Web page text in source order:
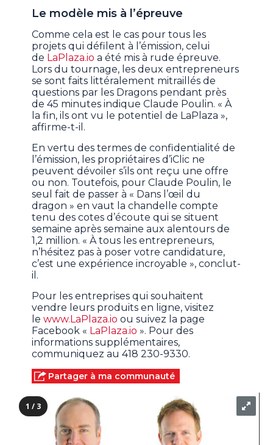
Le modèle mis à l’épreuve
Comme cela est le cas pour tous les
projets qui défilent à l’émission, celui
de LaPlaza.io a été mis à rude épreuve.
Lors du tournage, les deux entrepreneurs
se sont faits littéralement mitraillés de
questions par les Dragons pendant près
de 45 minutes indique Claude Poulin. « À
la fin, ils ont vu le potentiel de LaPlaza »,
affirme-t-il.
En vertu des termes de confidentialité de
l’émission, les propriétaires d’iClic ne
peuvent dévoiler s’ils ont reçu une offre
ou non. Toutefois, pour Claude Poulin, le
seul fait de passer à « Dans l’œil du
dragon » en vaut la chandelle compte
tenu des cotes d’écoute qui se situent
semaine après semaine aux alentours de
1,2 million. « À tous les entrepreneurs,
n’hésitez pas à poser votre candidature,
c’est une expérience incroyable », conclut-
il.
Pour les entreprises qui souhaitent
vendre leurs produits en ligne, visitez
lewww.LaPlaza.io ou suivez la page
Facebook « LaPlaza.io ». Pour des
informations supplémentaires,
communiquez au 418 230-9330.
Partager à ma communauté
1 / 3